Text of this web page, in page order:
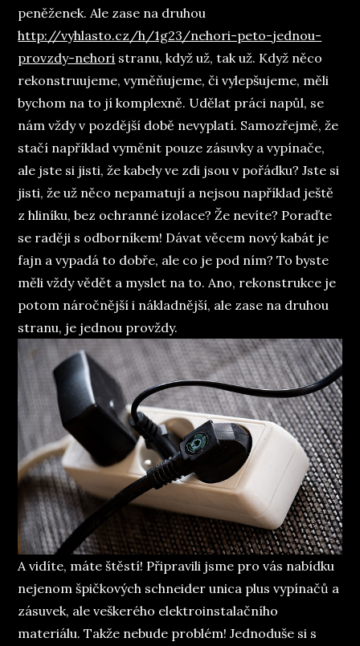
peněženek. Ale zase na druhou
http://vyhlasto.cz/h/1g23/nehori-peto-jednou-
provzdy-nehori stranu, když už, tak už. Když něco
rekonstruujeme, vyměňujeme, či vylepšujeme, měli
bychom na to jí komplexně. Udělat práci napůl, se
nám vždy v pozdější době nevyplatí. Samozřejmě, že
stačí například vyměnit pouze zásuvky a vypínače,
ale jste si jisti, že kabely ve zdi jsou v pořádku? Jste si
jisti, že už něco nepamatují a nejsou například ještě
z hliníku, bez ochranné izolace? Že nevíte? Poraďte
se raději s odborníkem! Dávat věcem nový kabát je
fajn a vypadá to dobře, ale co je pod ním? To byste
měli vždy vědět a myslet na to. Ano, rekonstrukce je
potom náročnější i nákladnější, ale zase na druhou
stranu, je jednou provždy.
A vidíte, máte štěstí! Připravili jsme pro vás nabídku
nejenom špičkových schneider unica plus vypínačů a
zásuvek, ale veškerého elektroinstalačního
materiálu. Takže nebude problém! Jednoduše si s